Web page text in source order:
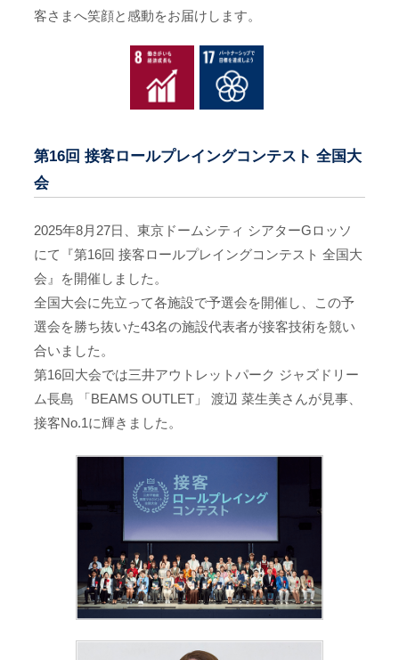
客さまへ笑顔と感動をお届けします。
第16回 接客ロールプレイングコンテスト 全国大
会
2025年8月27日、東京ドームシティ シアターGロッソ
にて『第16回 接客ロールプレイングコンテスト 全国大
会』を開催しました。
全国大会に先立って各施設で予選会を開催し、この予
選会を勝ち抜いた43名の施設代表者が接客技術を競い
合いました。
第16回大会では三井アウトレットパーク ジャズドリー
ム長島 「BEAMS OUTLET」 渡辺 菜生美さんが見事、
接客No.1に輝きました。